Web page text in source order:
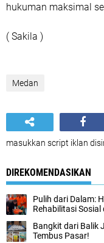
hukuman maksimal
( Sakila )
Medan
masukkan script iklan
DIREKOMENDASIKAN
Pulih dari Dalam:
Rehabilitasi Sosial
Bangkit dari Balik
Tembus Pasar!